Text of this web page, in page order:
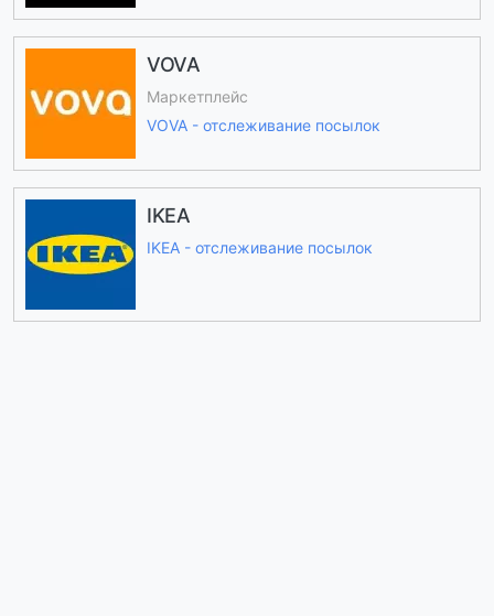
VOVA
Маркетплейс
VOVA - отслеживание посылок
IKEA
IKEA - отслеживание посылок